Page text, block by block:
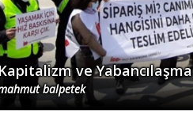
ve Yabancılaşma
balpetek